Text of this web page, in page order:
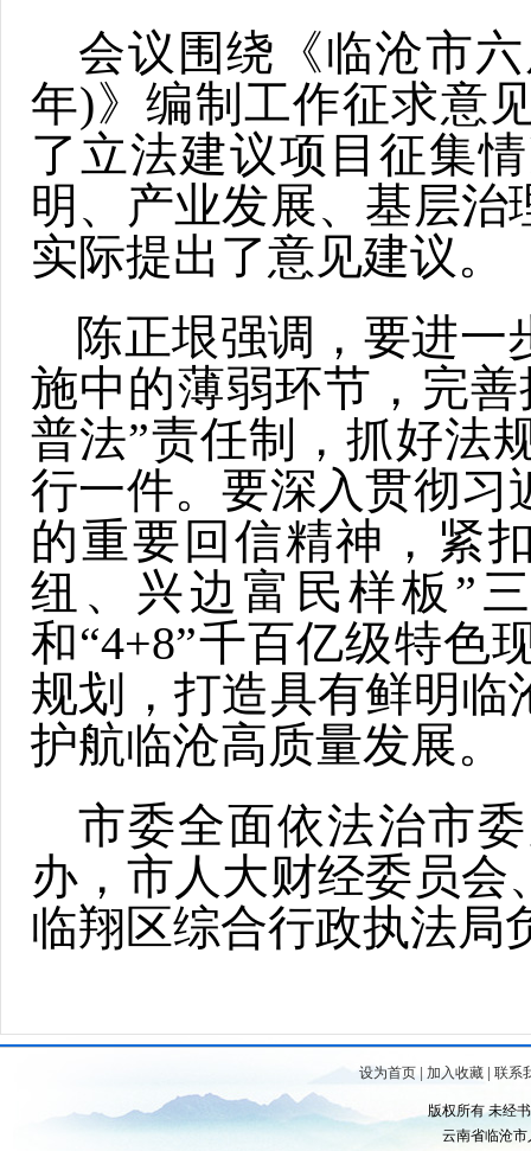
会议围绕《临沧市
年)》编制工作征求意
了立法建议项目征集
明、产业发展、基层
实际提出了意见建议。
陈正垠强调，要进一
施中的薄弱环节，完
普法”责任制，抓好法
行一件。要深入贯彻习
的重要回信精神，紧
纽、兴边富民样板”
和“4+8”千百亿级特色
规划，打造具有鲜明临
护航临沧高质量发展。
市委全面依法治市
办，市人大财经委员
临翔区综合行政执法局
设为首页 加入收藏 联系
版权所有 未经
云南省临沧